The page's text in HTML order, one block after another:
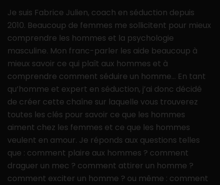
Je suis Fabrice Julien, coach en séduction depuis
2010. Beaucoup de femmes me sollicitent pour mieux
comprendre les hommes et la psychologie
masculine. Mon franc-parler les aide beaucoup à
mieux savoir ce qui plaît aux hommes et à
comprendre comment séduire un homme… En tant
qu’homme et expert en séduction, j’ai donc décidé
de créer cette chaîne sur laquelle vous trouverez
toutes les clés pour savoir ce que les hommes
aiment chez les femmes et ce que les hommes
veulent en amour. Je réponds aux questions telles
que : comment plaire aux hommes ? comment
draguer un mec ? comment attirer un homme ?
comment exciter un homme ? ou même : comment